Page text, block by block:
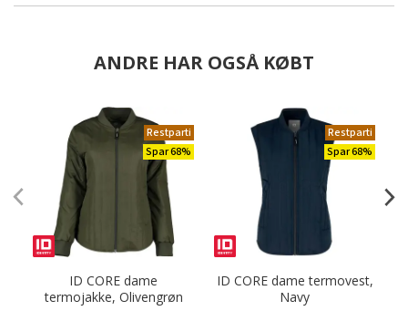
ANDRE HAR OGSÅ KØBT
Restparti
Spar 68%
ID CORE dame
termojakke, Olivengrøn
Restparti
Spar 68%
ID CORE dame termovest,
Navy